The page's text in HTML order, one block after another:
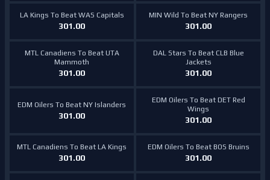
LA Kings To Beat WAS Capitals
301.00
MIN Wild To Beat NY Rangers
301.00
MTL Canadiens To Beat UTA
Mammoth
301.00
DAL Stars To Beat CLB Blue
Jackets
301.00
EDM Oilers To Beat NY Islanders
301.00
EDM Oilers To Beat DET Red
Wings
301.00
MTL Canadiens To Beat LA Kings
301.00
EDM Oilers To Beat BOS Bruins
301.00